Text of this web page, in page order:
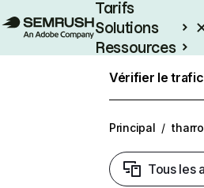
Tarifs
Solutions
Ressources
Vérifier le
Principal /
Tous les